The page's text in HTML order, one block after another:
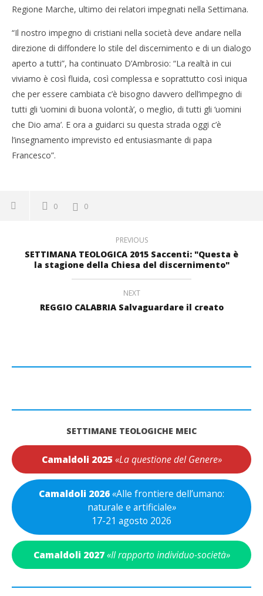
Regione Marche, ultimo dei relatori impegnati nella Settimana.
“Il nostro impegno di cristiani nella società deve andare nella
direzione di diffondere lo stile del discernimento e di un dialogo
aperto a tutti”, ha continuato D’Ambrosio: “La realtà in cui
viviamo è così fluida, così complessa e soprattutto così iniqua
che per essere cambiata c’è bisogno davvero dell’impegno di
tutti gli ‘uomini di buona volontà’, o meglio, di tutti gli ‘uomini
che Dio ama’. E ora a guidarci su questa strada oggi c’è
l’insegnamento imprevisto ed entusiasmante di papa
Francesco”.
0 0
PREVIOUS
SETTIMANA TEOLOGICA 2015 Saccenti: "Questa è
la stagione della Chiesa del discernimento"
NEXT
REGGIO CALABRIA Salvaguardare il creato
SETTIMANE TEOLOGICHE MEIC
Camaldoli 2025 «La questione del Genere»
Camaldoli 2026«Alle frontiere dell’umano:
naturale e artificiale»
17-21 agosto 2026
Camaldoli 2027 «Il rapporto individuo-società»